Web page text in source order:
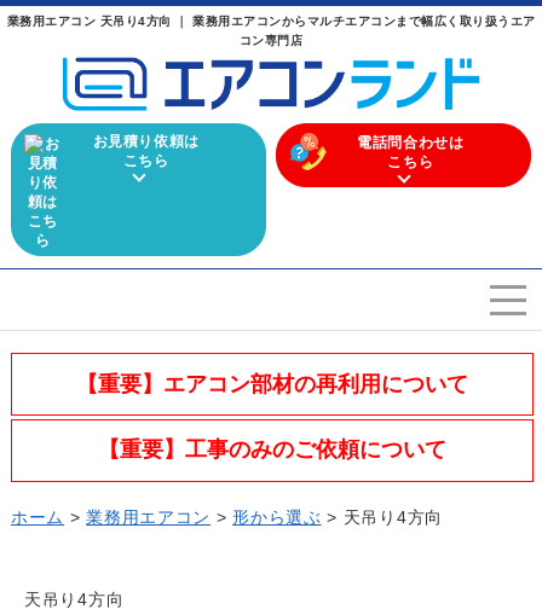
業務用エアコン 天吊り4方向 ｜ 業務用エアコンからマルチエアコンまで幅広く取り扱うエア
コン専門店
お見積り依頼は
こちら
電話問合わせは
こちら
エアコンを選ぶ
Airconditioner search
店舗案内
施工実績
【重要】エアコン部材の再利用について
【重要】工事のみのご依頼について
ホーム >業務用エアコン >形から選ぶ > 天吊り4方向
天吊り4方向